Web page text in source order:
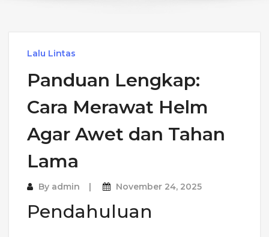
Lalu Lintas
Panduan Lengkap:
Cara Merawat Helm
Agar Awet dan Tahan
Lama
By admin November 24, 2025
Pendahuluan